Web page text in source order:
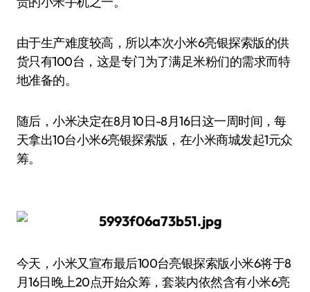
由于生产难度较高，所以本次小米6亮银探索版的供
货只有100台，这是专门为了满足米粉们的需求而特
地准备的。
随后，小米决定在8月10日-8月16日这一周时间，每
天拿出10台小米6亮银探索版，在小米商城发起1元众
筹。
今天，小米又宣布最后100台亮银探索版小米6将于8
月16日晚上20点开始众筹，套装内依然含有小米6亮